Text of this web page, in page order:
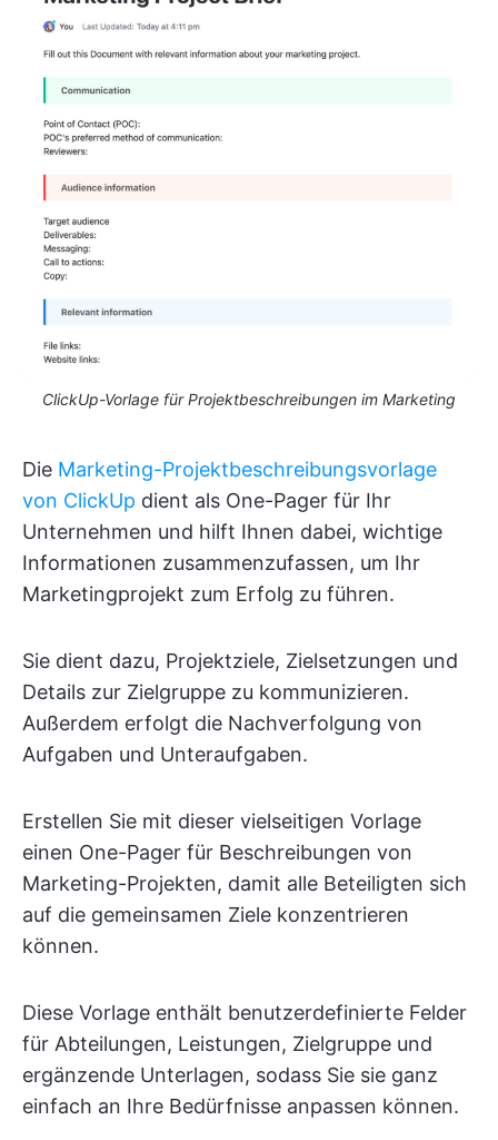
ClickUp-Vorlage für Projektbeschreibungen im Marketing
Die Marketing-Projektbeschreibungsvorlage
von ClickUp dient als One-Pager für Ihr
Unternehmen und hilft Ihnen dabei, wichtige
Informationen zusammenzufassen, um Ihr
Marketingprojekt zum Erfolg zu führen.
Sie dient dazu, Projektziele, Zielsetzungen und
Details zur Zielgruppe zu kommunizieren.
Außerdem erfolgt die Nachverfolgung von
Aufgaben und Unteraufgaben.
Erstellen Sie mit dieser vielseitigen Vorlage
einen One-Pager für Beschreibungen von
Marketing-Projekten, damit alle Beteiligten sich
auf die gemeinsamen Ziele konzentrieren
können.
Diese Vorlage enthält benutzerdefinierte Felder
für Abteilungen, Leistungen, Zielgruppe und
ergänzende Unterlagen, sodass Sie sie ganz
einfach an Ihre Bedürfnisse anpassen können.